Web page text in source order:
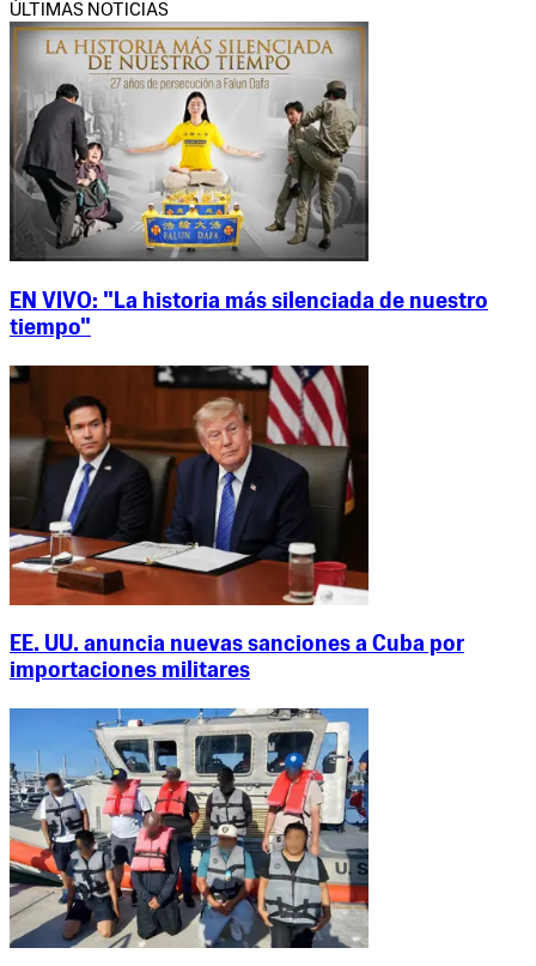
ÚLTIMAS NOTICIAS
EN VIVO: "La historia más silenciada de nuestro
tiempo"
EE. UU. anuncia nuevas sanciones a Cuba por
importaciones militares